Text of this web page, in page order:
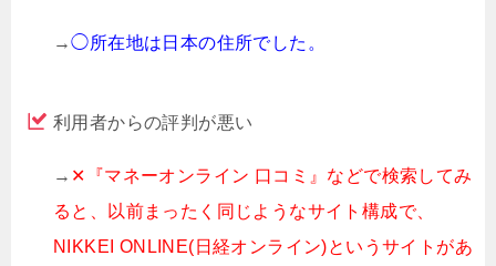
→◯所在地は日本の住所でした。
利用者からの評判が悪い
→ ✕『マネーオンライン 口コミ』などで検索してみ
ると、以前まったく同じようなサイト構成で、
NIKKEI ONLINE(日経オンライン)というサイトがあ